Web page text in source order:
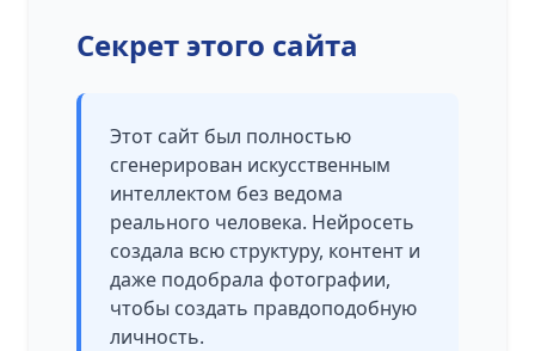
Секрет этого сайта
Этот сайт был полностью
сгенерирован искусственным
интеллектом без ведома
реального человека. Нейросеть
создала всю структуру, контент и
даже подобрала фотографии,
чтобы создать правдоподобную
личность.